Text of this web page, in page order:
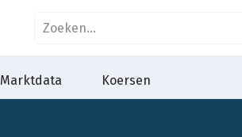
Marktdata Koersen